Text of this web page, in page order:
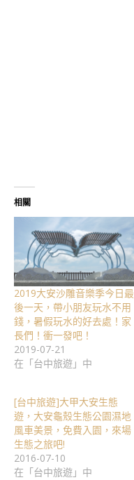
相關
2019大安沙雕音樂季今日最
後一天，帶小朋友玩水不用
錢，暑假玩水的好去處！家
長們！衝一發吧！
2019-07-21
在「台中旅遊」中
[台中旅遊]大甲大安生態
遊，大安龜殼生態公園濕地
風車美景，免費入園，來場
生態之旅吧!
2016-07-10
在「台中旅遊」中